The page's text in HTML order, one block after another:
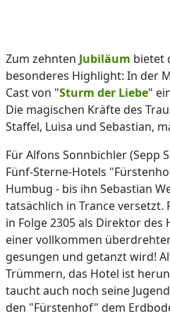
Zum zehnten Jubiläum bietet
besonderes Highlight: In der
Cast von "Sturm der Liebe"
Die magischen Kräfte des
Staffel, Luisa und Sebastian,
Für Alfons Sonnbichler (Sepp
Fünf-Sterne-Hotels
Humbug - bis ihn Sebastian
tatsächlich in Trance
in Folge 2305 als Direktor des
einer vollkommen
gesungen und getanzt wird!
Trümmern, das Hotel ist
taucht auch noch seine
den "Fürstenhof" dem